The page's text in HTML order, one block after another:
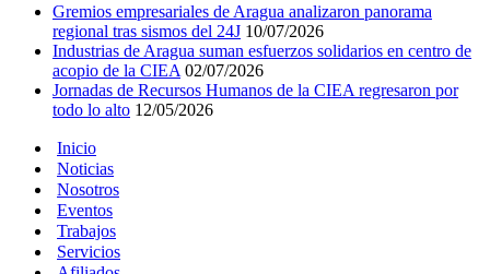
Gremios empresariales de Aragua analizaron panorama
regional tras sismos del 24J 10/07/2026
Industrias de Aragua suman esfuerzos solidarios en centro de
acopio de la CIEA 02/07/2026
Jornadas de Recursos Humanos de la CIEA regresaron por
todo lo alto 12/05/2026
Inicio
Noticias
Nosotros
Eventos
Trabajos
Servicios